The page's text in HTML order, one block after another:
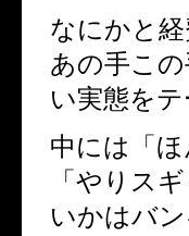
なにかと
あの手こ
い実態をテ
中には「
「やりス
いかはバン